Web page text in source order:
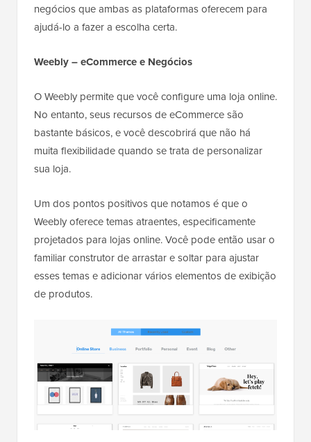
negócios que ambas as plataformas oferecem para
ajudá-lo a fazer a escolha certa.
Weebly – eCommerce e Negócios
O Weebly permite que você configure uma loja online.
No entanto, seus recursos de eCommerce são
bastante básicos, e você descobrirá que não há
muita flexibilidade quando se trata de personalizar
sua loja.
Um dos pontos positivos que notamos é que o
Weebly oferece temas atraentes, especificamente
projetados para lojas online. Você pode então usar o
familiar construtor de arrastar e soltar para ajustar
esses temas e adicionar vários elementos de exibição
de produtos.